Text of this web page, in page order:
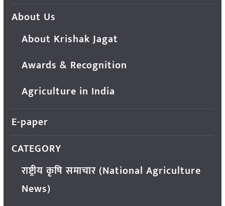
About Us
About Krishak Jagat
Awards & Recognition
Agriculture in India
E-paper
CATEGORY
राष्ट्रीय कृषि समाचार (National Agriculture
News)